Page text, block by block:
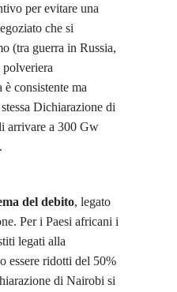
per evitare una
che si
(tra guerra in Russia,
consistente ma
Dichiarazione di
arrivare a 300 Gw
del debito, legato
Per i Paesi africani i
legati alla
essere ridotti del 50%
di Nairobi si